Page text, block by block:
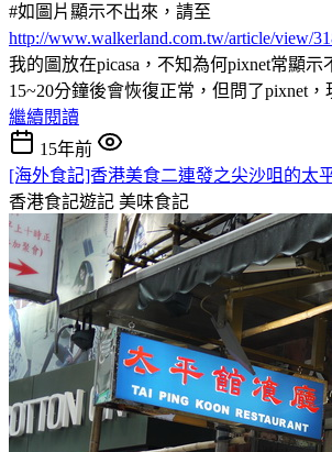
#如圖片顯示不出來，請至
http://www.walkerland.com.tw/article/view/
我的圖放在picasa，不知為何pixnet常顯
15~20分鐘後會恢復正常，但問了pixnet
繼續閱讀
15年前
[海外食記]香港美食二連發之尖沙咀的太
香港食記遊記 美味食記